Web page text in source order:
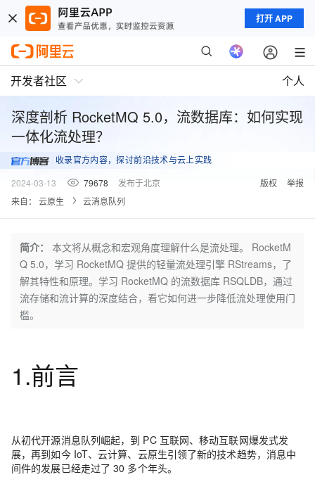
打开 APP
开发者社区 个人
深度剖析 RocketMQ 5.0，流数据库：如何实现
一体化流处理？
收录官方内容，探讨前沿技术与云上实践
2024-03-13 79678 发布于北京 版权
举报
来自： 云原生 云消息队列
简介：
本文将从概念和宏观角度理解什么是流处理。 RocketM
Q 5.0，学习 RocketMQ 提供的轻量流处理引擎 RStreams，了
解其特性和原理。学习 RocketMQ 的流数据库 RSQLDB，通过
流存储和流计算的深度结合，看它如何进一步降低流处理使用门
槛。
1.前言
从初代开源消息队列崛起，到 PC 互联网、移动互联网爆发式发
展，再到如今 IoT、云计算、云原生引领了新的技术趋势，消息中
间件的发展已经走过了 30 多个年头。